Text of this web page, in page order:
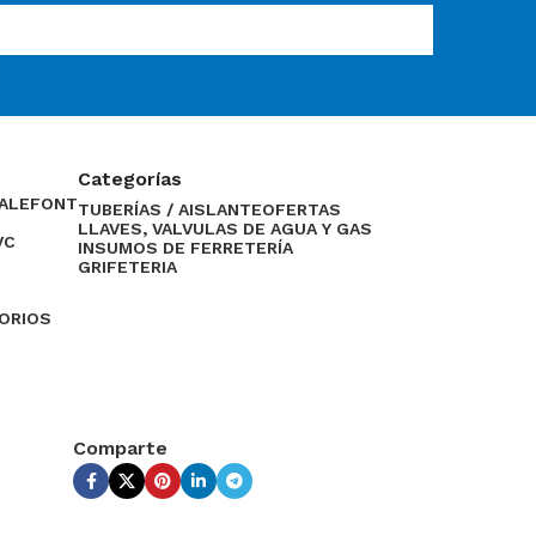
Categorías
TUBERÍAS / AISLANTEOFERTAS
LLAVES, VALVULAS DE AGUA Y GAS
INSUMOS DE FERRETERÍA
GRIFETERIA
Comparte